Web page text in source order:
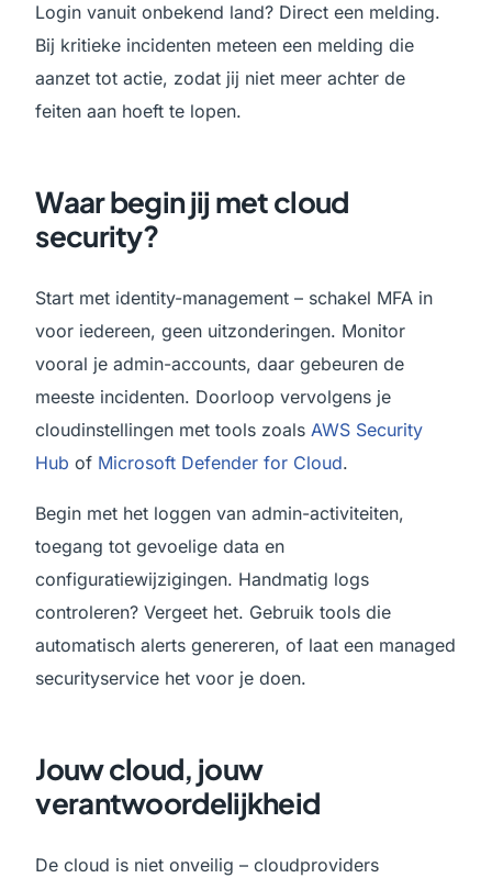
Login vanuit onbekend land? Direct een melding.
Bij kritieke incidenten meteen een melding die
aanzet tot actie, zodat jij niet meer achter de
feiten aan hoeft te lopen.
Waar begin jij met cloud
security?
Start met identity-management – schakel MFA in
voor iedereen, geen uitzonderingen. Monitor
vooral je admin-accounts, daar gebeuren de
meeste incidenten. Doorloop vervolgens je
cloudinstellingen met tools zoalsAWS Security
Hub of Microsoft Defender for Cloud.
Begin met het loggen van admin-activiteiten,
toegang tot gevoelige data en
configuratiewijzigingen. Handmatig logs
controleren? Vergeet het. Gebruik tools die
automatisch alerts genereren, of laat een managed
securityservice het voor je doen.
Jouw cloud, jouw
verantwoordelijkheid
De cloud is niet onveilig – cloudproviders